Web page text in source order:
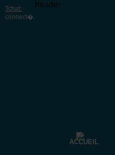
Tchat:
connect�.
header
ACCUEIL